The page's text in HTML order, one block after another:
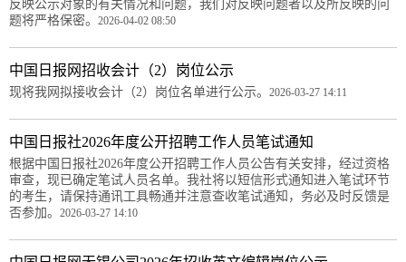
反映公示对象的有关情况和问题，我们对反映问题者以及所反映的问
题将严格保密。 2026-04-02 08:50
中国日报网招收会计（2）岗位公示
现将我网拟接收会计（2）岗位名单进行公示。 2026-03-27 14:11
中国日报社2026年度公开招聘工作人员笔试通知
根据中国日报社2026年度公开招聘工作人员公告有关安排，经过资格
审查，现已确定笔试人员名单。我社将以短信形式通知进入笔试环节
的考生，请保持通讯工具畅通并注意查收笔试通知，务必及时反馈是
否参加。 2026-03-27 14:10